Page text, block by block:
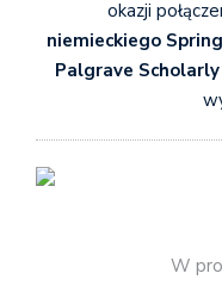
okazji
niemieckiego
Palgrave Scholarly
W